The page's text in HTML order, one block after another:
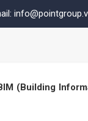
(Building